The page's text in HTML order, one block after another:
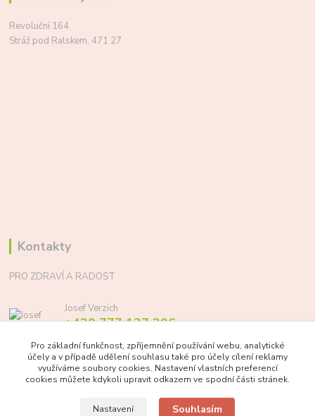
Revoluční 164
Stráž pod Ralskem, 471 27
Kontakty
PRO ZDRAVÍ A RADOST
Josef Verzich
+420 777 137 206
info@prozdraviaradost.cz
Pro základní funkčnost, zpříjemnění používání webu, analytické
účely a v případě udělení souhlasu také pro účely cílení reklamy
využíváme soubory cookies. Nastavení vlastních preferencí
cookies můžete kdykoli upravit odkazem ve spodní části stránek.
Nastavení Souhlasím